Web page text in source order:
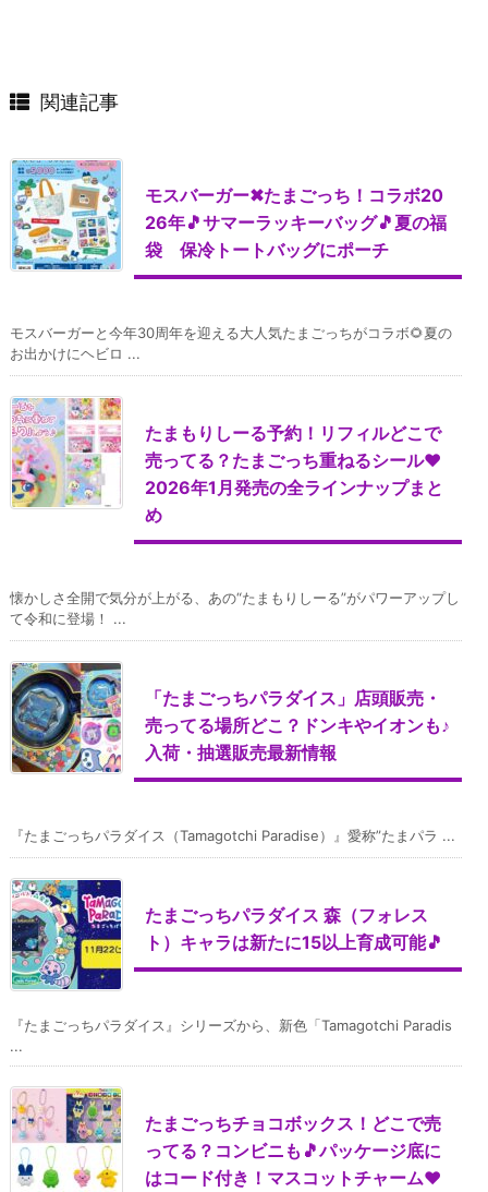
関連記事
モスバーガー✖たまごっち！コラボ20
26年🎵サマーラッキーバッグ🎵夏の福
袋 保冷トートバッグにポーチ
モスバーガーと今年30周年を迎える大人気たまごっちがコラボ🌻夏の
お出かけにヘビロ ...
たまもりしーる予約！リフィルどこで
売ってる？たまごっち重ねるシール♥
2026年1月発売の全ラインナップまと
め
懐かしさ全開で気分が上がる、あの“たまもりしーる”がパワーアップし
て令和に登場！ ...
「たまごっちパラダイス」店頭販売・
売ってる場所どこ？ドンキやイオンも♪
入荷・抽選販売最新情報
『たまごっちパラダイス（Tamagotchi Paradise）』愛称”たまパラ ...
たまごっちパラダイス 森（フォレス
ト）キャラは新たに15以上育成可能🎵
『たまごっちパラダイス』シリーズから、新色「Tamagotchi Paradis
...
たまごっちチョコボックス！どこで売
ってる？コンビニも🎵パッケージ底に
はコード付き！マスコットチャーム♥